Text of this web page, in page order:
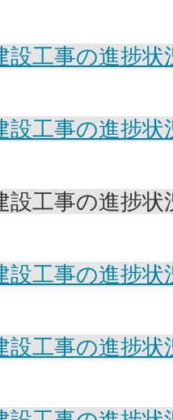
設工事の進捗
設工事の進捗
設工事の進捗
設工事の進捗
設工事の進捗